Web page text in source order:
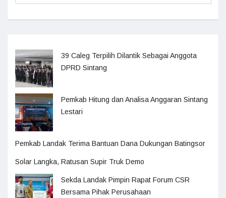
39 Caleg Terpilih Dilantik Sebagai Anggota
DPRD Sintang
Pemkab Hitung dan Analisa Anggaran Sintang
Lestari
Pemkab Landak Terima Bantuan Dana Dukungan Batingsor
Solar Langka, Ratusan Supir Truk Demo
Sekda Landak Pimpin Rapat Forum CSR
Bersama Pihak Perusahaan